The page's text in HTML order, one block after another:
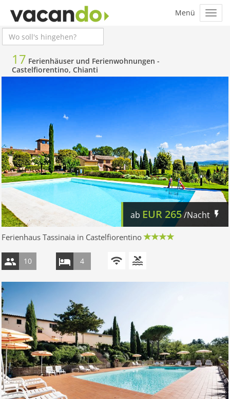
17 Ferienhäuser und Ferienwohnungen -
Castelfiorentino, Chianti
ab EUR 265/Nacht
Ferienhaus Tassinaia in Castelfiorentino
10 4